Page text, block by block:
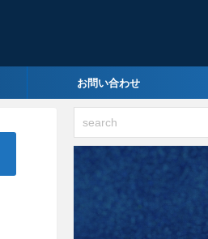
お問い合わせ